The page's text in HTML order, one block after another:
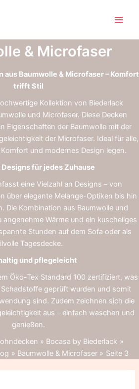
& Microfaser
aus Baumwolle & Microfaser – Komfort
trifft Stil
Kollektion von Biederlack
und Microfaser. Diese Decken
Eigenschaften der Baumwolle mit der
der Microfaser. Ideal für alle,
und modernes Design legen.
für jedes Zuhause
eine Vielzahl an Designs – von
über elegante Melange-Optiken bis hin
Die Kombination aus Baumwolle und
Wärme und ein kuscheliges
Stunden auf dem Sofa oder als
Tagesdecke.
und pflegeleicht
Öko-Tex Standard 100 zertifiziert, was
geprüft wurden und somit
sind. Zudem zeichnen sich die
aus – einfach waschen und
genießen.
Bocasa by Biederlack
Baumwolle & Microfaser Seite 3